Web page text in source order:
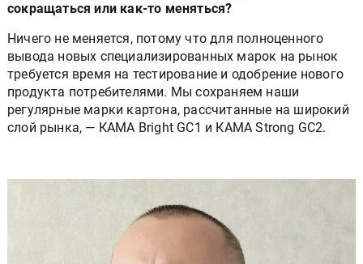
сокращаться или как-то меняться?
Ничего не меняется, потому что для полноценного
вывода новых специализированных марок на рынок
требуется время на тестирование и одобрение нового
продукта потребителями. Мы сохраняем наши
регулярные марки картона, рассчитанные на широкий
слой рынка, — КАМА Bright GC1 и КАМА Strong GC2.